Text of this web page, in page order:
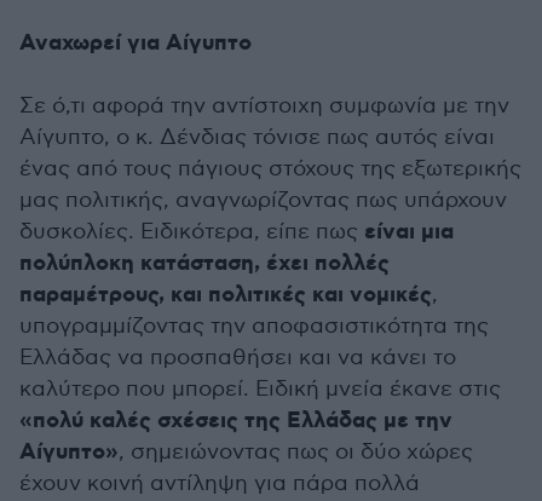
Αναχωρεί για Αίγυπτο
Σε ό,τι αφορά την αντίστοιχη συμφωνία με την
Αίγυπτο, ο κ. Δένδιας τόνισε πως αυτός είναι
ένας από τους πάγιους στόχους της εξωτερικής
μας πολιτικής, αναγνωρίζοντας πως υπάρχουν
δυσκολίες. Ειδικότερα, είπε πως είναι μια
πολύπλοκη κατάσταση, έχει πολλές
παραμέτρους, και πολιτικές και νομικές,
υπογραμμίζοντας την αποφασιστικότητα της
Ελλάδας να προσπαθήσει και να κάνει το
καλύτερο που μπορεί. Ειδική μνεία έκανε στις
«πολύ καλές σχέσεις της Ελλάδας με την
Αίγυπτο», σημειώνοντας πως οι δύο χώρες
έχουν κοινή αντίληψη για πάρα πολλά